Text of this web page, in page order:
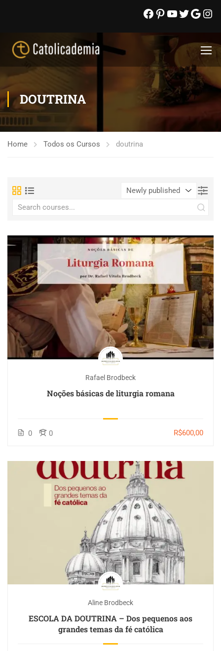
DOUTRINA
Home Todos os Cursos doutrina
Rafael Brodbeck
Noções básicas de liturgia romana
0 0 R$600,00
Aline Brodbeck
ESCOLA DA DOUTRINA – Dos pequenos aos
grandes temas da fé católica